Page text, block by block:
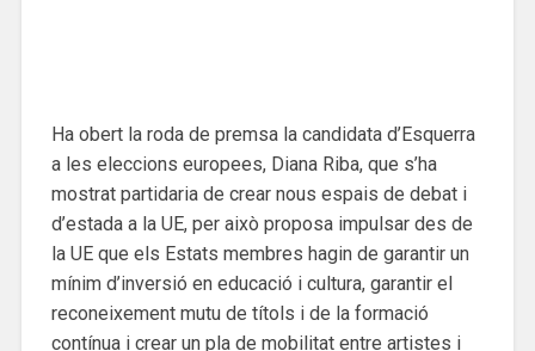
Ha obert la roda de premsa la candidata d’Esquerra
a les eleccions europees, Diana Riba, que s’ha
mostrat partidaria de crear nous espais de debat i
d’estada a la UE, per això proposa impulsar des de
la UE que els Estats membres hagin de garantir un
mínim d’inversió en educació i cultura, garantir el
reconeixement mutu de títols i de la formació
contínua i crear un pla de mobilitat entre artistes i